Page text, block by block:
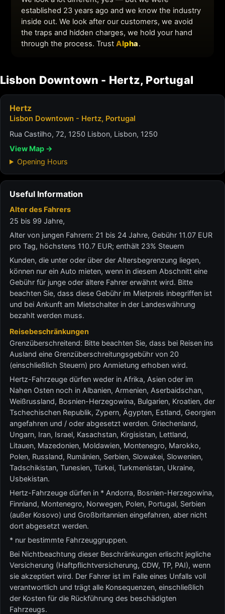
Lisbon Downtown - Hertz, Portugal
Hertz
Lisbon Downtown - Hertz, Portugal
Rua Castilho, 72, 1250 Lisbon, Lisbon, 1250
View Map →
Opening Hours
Useful Information
Alter des Fahrers
25 bis 99 Jahre,
Alter von jungen Fahrern: 21 bis 24 Jahre, Gebühr 11.07 EUR
pro Tag, höchstens 110.7 EUR; enthält 23% Steuern
Kunden, die unter oder über der Altersbegrenzung liegen,
können nur ein Auto mieten, wenn in diesem Abschnitt eine
Gebühr für junge oder ältere Fahrer erwähnt wird. Bitte
beachten Sie, dass diese Gebühr im Mietpreis inbegriffen ist
und bei Ankunft am Mietschalter in der Landeswährung
bezahlt werden muss.
Reisebeschränkungen
Grenzüberschreitend: Bitte beachten Sie, dass bei Reisen ins
Ausland eine Grenzüberschreitungsgebühr von 20
(einschließlich Steuern) pro Anmietung erhoben wird.
Hertz-Fahrzeuge dürfen weder in Afrika, Asien oder im
Nahen Osten noch in Albanien, Armenien, Aserbaidschan,
Weißrussland, Bosnien-Herzegowina, Bulgarien, Kroatien, der
Tschechischen Republik, Zypern, Ägypten, Estland, Georgien
angefahren und / oder abgesetzt werden. Griechenland,
Ungarn, Iran, Israel, Kasachstan, Kirgisistan, Lettland,
Litauen, Mazedonien, Moldawien, Montenegro, Marokko,
Polen, Russland, Rumänien, Serbien, Slowakei, Slowenien,
Tadschikistan, Tunesien, Türkei, Turkmenistan, Ukraine,
Usbekistan.
Hertz-Fahrzeuge dürfen in * Andorra, Bosnien-Herzegowina,
Finnland, Montenegro, Norwegen, Polen, Portugal, Serbien
(außer Kosovo) und Großbritannien eingefahren, aber nicht
dort abgesetzt werden.
* nur bestimmte Fahrzeuggruppen.
Bei Nichtbeachtung dieser Beschränkungen erlischt jegliche
Versicherung (Haftpflichtversicherung, CDW, TP, PAI), wenn
sie akzeptiert wird. Der Fahrer ist im Falle eines Unfalls voll
verantwortlich und trägt alle Konsequenzen, einschließlich
der Kosten für die Rückführung des beschädigten
Fahrzeugs.